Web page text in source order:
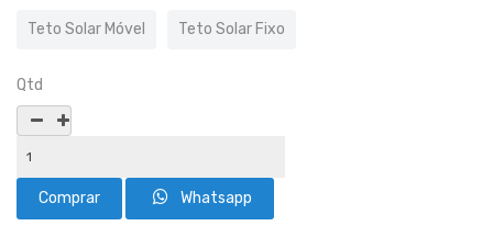
Teto Solar Móvel Teto Solar Fixo
Qtd
Whatsapp